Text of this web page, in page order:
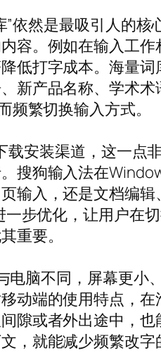
依然是最吸引人的
容。例如在输入工
低打字成本。海量
新产品名称、学术
繁切换输入方式。
安装渠道，这一点
搜狗输入法在
输入，还是文档编
步优化，让用户在
重要。
脑不同，屏幕更小
动端的使用特点，
隙或者外出途中，
就能减少频繁改字